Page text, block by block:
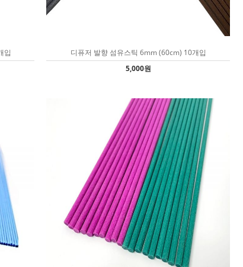
입
디퓨저 발향 섬유스틱 6mm (60cm) 10개입
5,000원